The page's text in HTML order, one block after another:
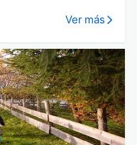
Ver más